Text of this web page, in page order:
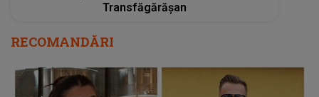
Transfăgărășan
RECOMANDĂRI